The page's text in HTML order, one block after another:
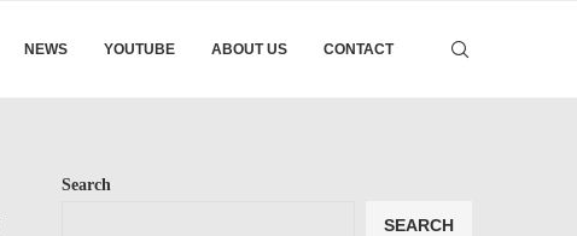
NEWS YOUTUBE ABOUT US CONTACT
Search
SEARCH